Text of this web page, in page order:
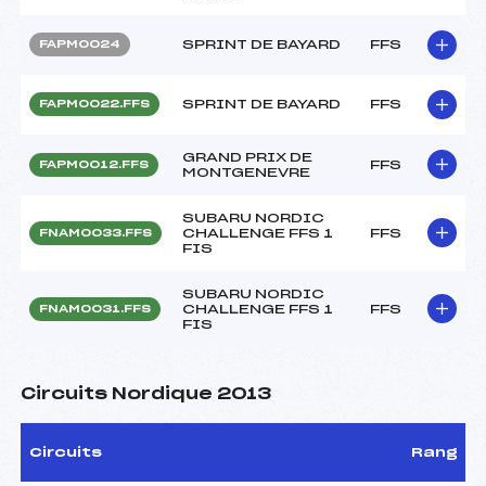
FAPM0024 SPRINT DE BAYARD FFS
FAPM0022.FFS SPRINT DE BAYARD FFS
FAPM0012.FFS
GRAND PRIX DE
MONTGENEVRE
FFS
FNAM0033.FFS
SUBARU NORDIC
CHALLENGE FFS 1
FIS
FFS
FNAM0031.FFS
SUBARU NORDIC
CHALLENGE FFS 1
FIS
FFS
Circuits Nordique 2013
Circuits Rang